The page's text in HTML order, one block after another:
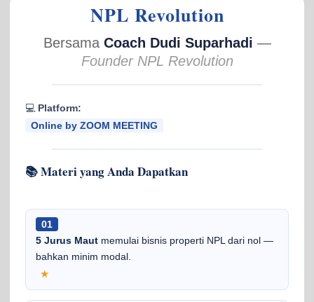
NPL Revolution
Bersama Coach Dudi Suparhadi —
Founder NPL Revolution
💻 Platform:
Online by ZOOM MEETING
📚 Materi yang Anda Dapatkan
01
5 Jurus Maut memulai bisnis properti NPL dari nol —
bahkan minim modal.
★